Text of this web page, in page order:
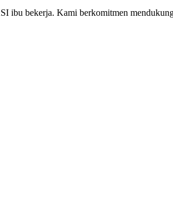
ibu bekerja. Kami berkomitmen